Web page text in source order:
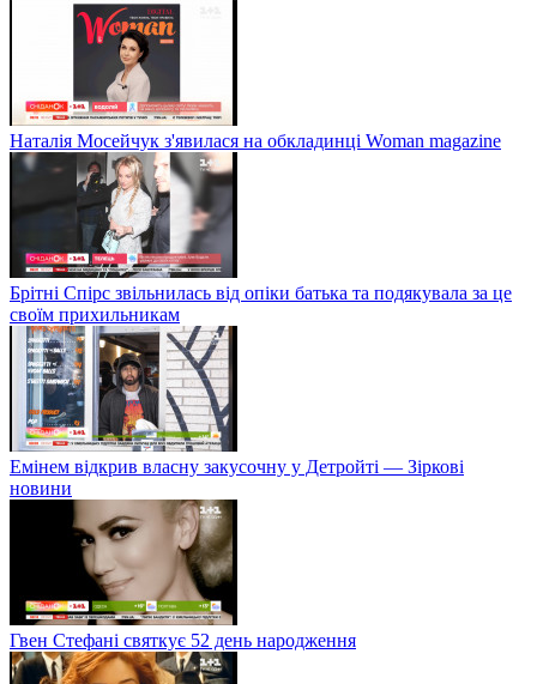
Наталія Мосейчук з'явилася на обкладинці Woman magazine
Брітні Спірс звільнилась від опіки батька та подякувала за це
своїм прихильникам
Емінем відкрив власну закусочну у Детройті — Зіркові
новини
Гвен Стефані святкує 52 день народження